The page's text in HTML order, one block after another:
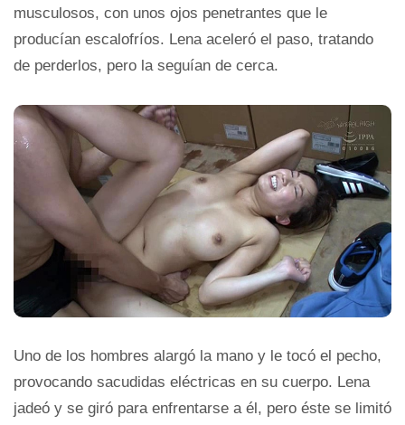
musculosos, con unos ojos penetrantes que le
producían escalofríos. Lena aceleró el paso, tratando
de perderlos, pero la seguían de cerca.
Uno de los hombres alargó la mano y le tocó el pecho,
provocando sacudidas eléctricas en su cuerpo. Lena
jadeó y se giró para enfrentarse a él, pero éste se limitó